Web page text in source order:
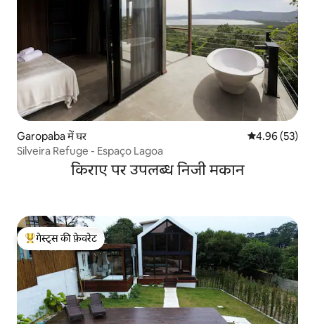
Garopaba में घर औसत रेटिंग 5 में
4.96 (53)
Silveira Refuge - Espaço Lagoa
किराए पर उपलब्ध निजी मकान
गेस्ट्स का टॉप फ़ेवरेट
गेस्ट्स की फ़ेवरेट